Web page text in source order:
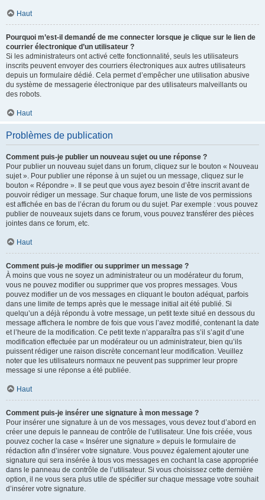
Haut
Pourquoi m’est-il demandé de me connecter lorsque je clique sur le lien de
courrier électronique d’un utilisateur ?
Si les administrateurs ont activé cette fonctionnalité, seuls les utilisateurs
inscrits peuvent envoyer des courriers électroniques aux autres utilisateurs
depuis un formulaire dédié. Cela permet d’empêcher une utilisation abusive
du système de messagerie électronique par des utilisateurs malveillants ou
des robots.
Haut
Problèmes de publication
Comment puis-je publier un nouveau sujet ou une réponse ?
Pour publier un nouveau sujet dans un forum, cliquez sur le bouton « Nouveau
sujet ». Pour publier une réponse à un sujet ou un message, cliquez sur le
bouton « Répondre ». Il se peut que vous ayez besoin d’être inscrit avant de
pouvoir rédiger un message. Sur chaque forum, une liste de vos permissions
est affichée en bas de l’écran du forum ou du sujet. Par exemple : vous pouvez
publier de nouveaux sujets dans ce forum, vous pouvez transférer des pièces
jointes dans ce forum, etc.
Haut
Comment puis-je modifier ou supprimer un message ?
À moins que vous ne soyez un administrateur ou un modérateur du forum,
vous ne pouvez modifier ou supprimer que vos propres messages. Vous
pouvez modifier un de vos messages en cliquant le bouton adéquat, parfois
dans une limite de temps après que le message initial ait été publié. Si
quelqu’un a déjà répondu à votre message, un petit texte situé en dessous du
message affichera le nombre de fois que vous l’avez modifié, contenant la date
et l’heure de la modification. Ce petit texte n’apparaîtra pas s’il s’agit d’une
modification effectuée par un modérateur ou un administrateur, bien qu’ils
puissent rédiger une raison discrète concernant leur modification. Veuillez
noter que les utilisateurs normaux ne peuvent pas supprimer leur propre
message si une réponse a été publiée.
Haut
Comment puis-je insérer une signature à mon message ?
Pour insérer une signature à un de vos messages, vous devez tout d’abord en
créer une depuis le panneau de contrôle de l’utilisateur. Une fois créée, vous
pouvez cocher la case « Insérer une signature » depuis le formulaire de
rédaction afin d’insérer votre signature. Vous pouvez également ajouter une
signature qui sera insérée à tous vos messages en cochant la case appropriée
dans le panneau de contrôle de l’utilisateur. Si vous choisissez cette dernière
option, il ne vous sera plus utile de spécifier sur chaque message votre souhait
d’insérer votre signature.